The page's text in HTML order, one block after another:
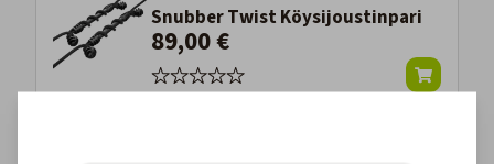
Snubber Twist Köysijoustinpari
89,00 €